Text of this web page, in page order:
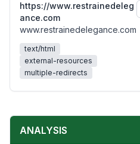
https://www.restrainedeleg
ance.com
www.restrainedelegance.com
text/html
external-resources
multiple-redirects
ANALYSIS